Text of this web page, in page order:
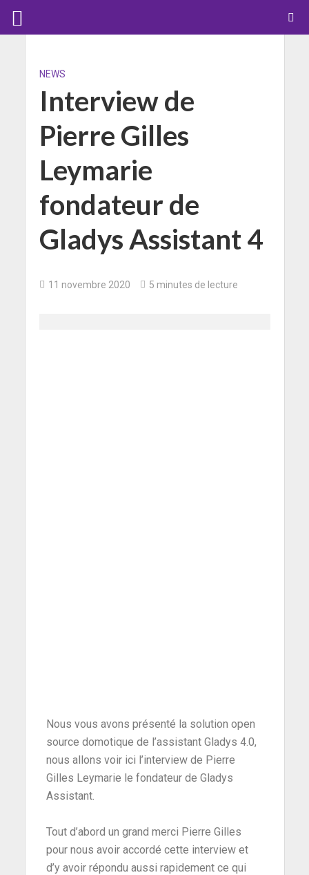
NEWS
Interview de
Pierre Gilles
Leymarie
fondateur de
Gladys Assistant 4
11 novembre 2020 5 minutes de lecture
Nous vous avons présenté la solution open
source domotique de l’assistant Gladys 4.0,
nous allons voir ici l’interview de Pierre
Gilles Leymarie le fondateur de Gladys
Assistant.
Tout d’abord un grand merci Pierre Gilles
pour nous avoir accordé cette interview et
d’y avoir répondu aussi rapidement ce qui